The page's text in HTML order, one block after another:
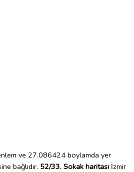
ve 27.086424 boylamda yer
bağlıdır. 52/33. Sokak haritası İzmir